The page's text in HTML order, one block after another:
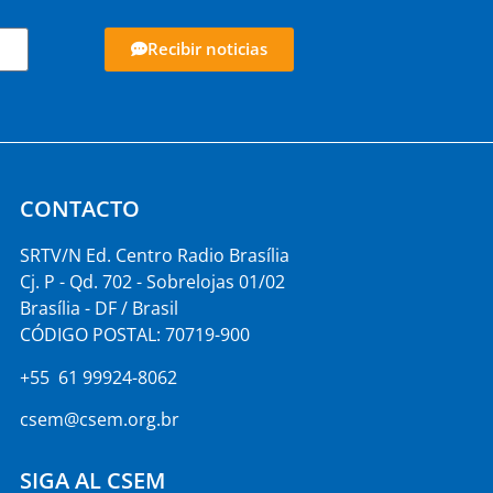
Recibir noticias
CONTACTO
SRTV/N Ed. Centro Radio Brasília
Cj. P - Qd. 702 - Sobrelojas 01/02
Brasília - DF / Brasil
CÓDIGO POSTAL: 70719-900
+55 61 99924-8062
csem@csem.org.br
SIGA AL CSEM